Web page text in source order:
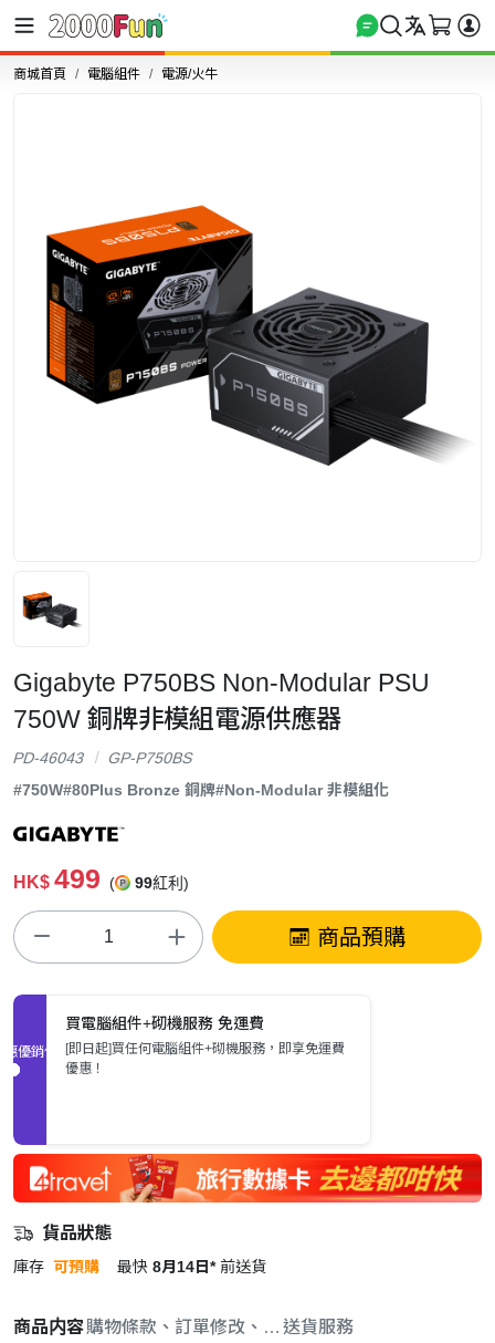
商城首頁 電腦組件 電源/火牛
Gigabyte P750BS Non-Modular PSU
750W 銅牌非模組電源供應器
PD-46043
GP-P750BS
#750W#80Plus Bronze 銅牌#Non-Modular 非模組化
HK$ 499 ( 99紅利)
商品預購
促銷優惠
買電腦組件+砌機服務 免運費
[即日起]買任何電腦組件+砌機服務，即享免運費
優惠！
貨品狀態
庫存 可預購 最快 8月14日* 前送貨
商品内容購物條款、訂單修改、取消與退款政策
送貨服務